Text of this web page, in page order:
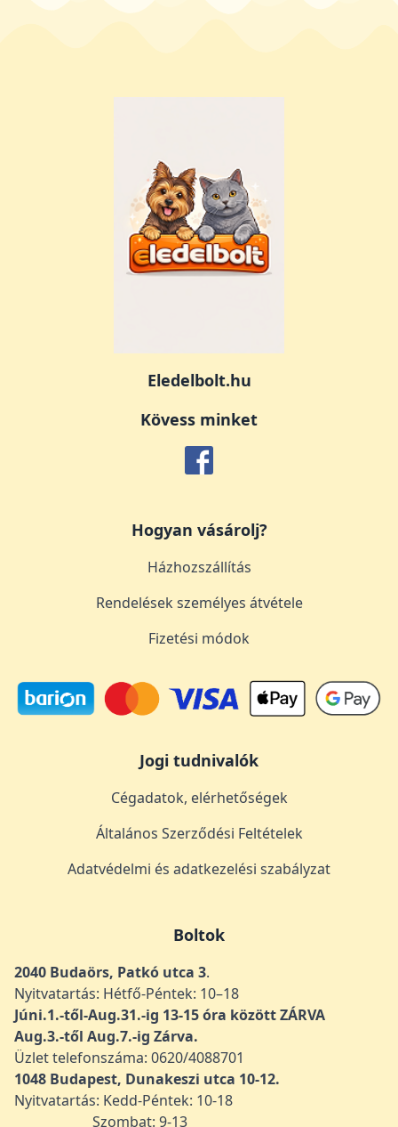
Eledelbolt.hu
Kövess minket
Hogyan vásárolj?
Házhozszállítás
Rendelések személyes átvétele
Fizetési módok
Jogi tudnivalók
Cégadatok, elérhetőségek
Általános Szerződési Feltételek
Adatvédelmi és adatkezelési szabályzat
Boltok
2040 Budaörs, Patkó utca 3.
Nyitvatartás: Hétfő-Péntek: 10–18
Júni.1.-től-Aug.31.-ig 13-15 óra között ZÁRVA
Aug.3.-től Aug.7.-ig Zárva.
Üzlet telefonszáma: 0620/4088701
1048 Budapest, Dunakeszi utca 10-12.
Nyitvatartás: Kedd-Péntek: 10-18
Szombat: 9-13